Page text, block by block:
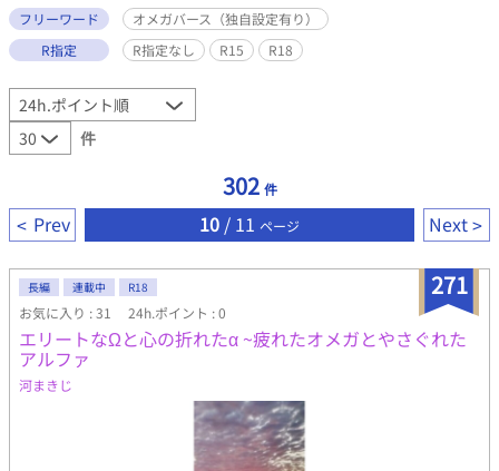
フリーワード
オメガバース（独自設定有り）
R指定
R指定なし R15 R18
件
302 件
Prev 10 / 11 ページ Next
271
長編 連載中 R18
お気に入り : 31 24h.ポイント : 0
エリートなΩと心の折れたα ~疲れたオメガとやさぐれた
アルファ
河まきじ